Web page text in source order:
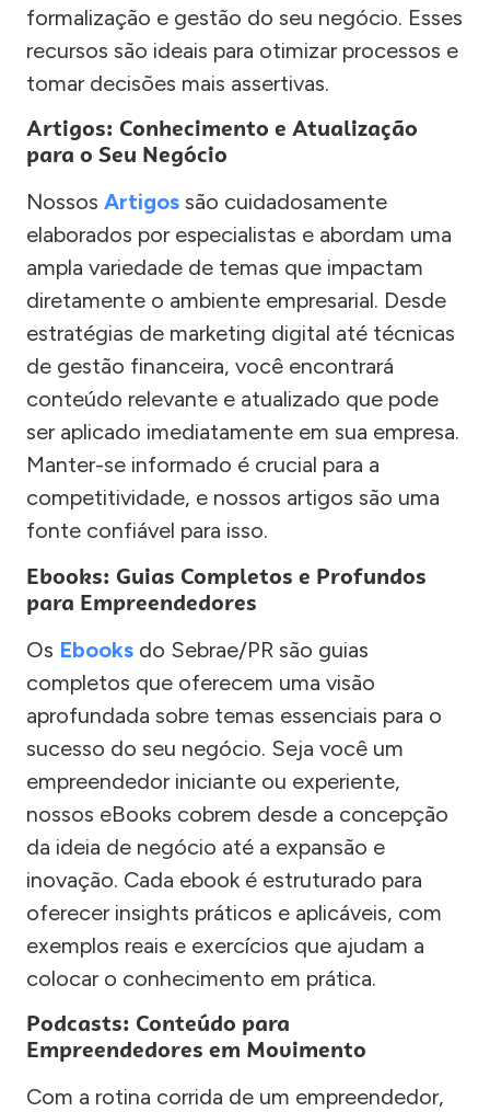
formalização e gestão do seu negócio. Esses
recursos são ideais para otimizar processos e
tomar decisões mais assertivas.
Artigos: Conhecimento e Atualização
para o Seu Negócio
Nossos Artigos são cuidadosamente
elaborados por especialistas e abordam uma
ampla variedade de temas que impactam
diretamente o ambiente empresarial. Desde
estratégias de marketing digital até técnicas
de gestão financeira, você encontrará
conteúdo relevante e atualizado que pode
ser aplicado imediatamente em sua empresa.
Manter-se informado é crucial para a
competitividade, e nossos artigos são uma
fonte confiável para isso.
Ebooks: Guias Completos e Profundos
para Empreendedores
Os Ebooks do Sebrae/PR são guias
completos que oferecem uma visão
aprofundada sobre temas essenciais para o
sucesso do seu negócio. Seja você um
empreendedor iniciante ou experiente,
nossos eBooks cobrem desde a concepção
da ideia de negócio até a expansão e
inovação. Cada ebook é estruturado para
oferecer insights práticos e aplicáveis, com
exemplos reais e exercícios que ajudam a
colocar o conhecimento em prática.
Podcasts: Conteúdo para
Empreendedores em Movimento
Com a rotina corrida de um empreendedor,